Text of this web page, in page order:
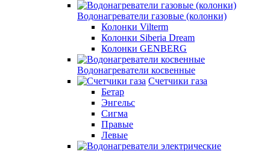
Водонагреватели газовые (колонки)
Колонки Vilterm
Колонки Siberia Dream
Колонки GENBERG
Водонагреватели косвенные
Счетчики газа
Бетар
Энгельс
Сигма
Правые
Левые